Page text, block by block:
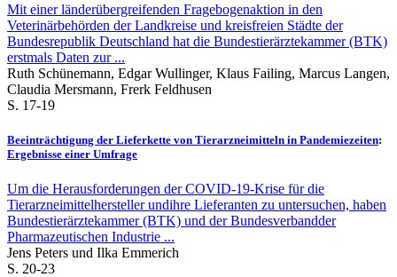
Mit einer länderübergreifenden Fragebogenaktion in den
Veterinärbehörden der Landkreise und kreisfreien Städte der
Bundesrepublik Deutschland hat die Bundestierärztekammer (BTK)
erstmals Daten zur ...
Ruth Schünemann, Edgar Wullinger, Klaus Failing, Marcus Langen,
Claudia Mersmann, Frerk Feldhusen
S. 17-19
Beeinträchtigung der Lieferkette von Tierarzneimitteln in Pandemiezeiten:
Ergebnisse einer Umfrage
Um die Herausforderungen der COVID-19-Krise für die
Tierarzneimittelhersteller undihre Lieferanten zu untersuchen, haben
Bundestierärztekammer (BTK) und der Bundesverbandder
Pharmazeutischen Industrie ...
Jens Peters und Ilka Emmerich
S. 20-23